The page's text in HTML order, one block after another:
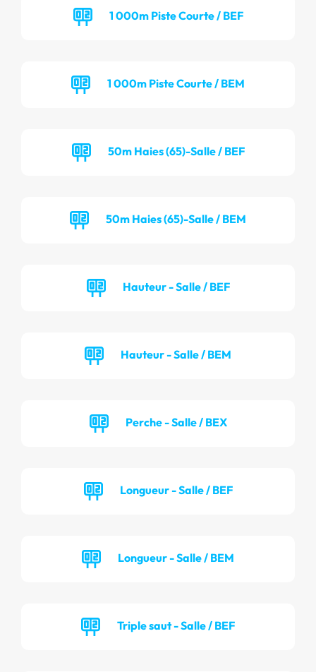
1 000m Piste Courte / BEF
1 000m Piste Courte / BEM
50m Haies (65)-Salle / BEF
50m Haies (65)-Salle / BEM
Hauteur - Salle / BEF
Hauteur - Salle / BEM
Perche - Salle / BEX
Longueur - Salle / BEF
Longueur - Salle / BEM
Triple saut - Salle / BEF